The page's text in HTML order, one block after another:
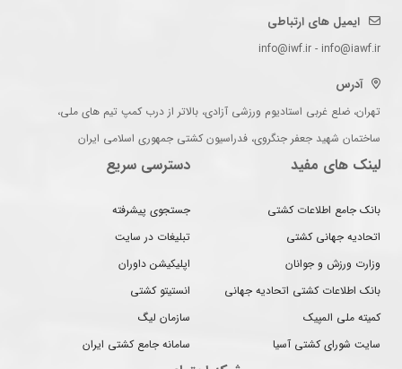
ایمیل های ارتباطی
info@iwf.ir - info@iawf.ir
آدرس
تهران، ضلع غربی استادیوم ورزشی آزادی، بالاتر از درب کمپ تیم های ملی،
ساختمان شهید جعفر جنگروی، فدراسیون کشتی جمهوری اسلامی ایران
لینک های مفید
بانک جامع اطلاعات کشتی
اتحادیه جهانی کشتی
وزارت ورزش و جوانان
بانک اطلاعات کشتی اتحادیه جهانی
کمیته ملی المپیک
سایت شورای کشتی آسیا
دسترسی سریع
جستجوی پیشرفته
تبلیغات در سایت
اپلیکیشن داوران
انستیتو کشتی
سازمان لیگ
سامانه جامع کشتی ایران